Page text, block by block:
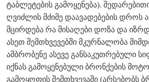
ტაბლეტების გამოყენება).
ღვიძლის მძიმე დაავადებების დროს
მცირდება რა მისაღები დოზა და
ასეთ შემთხვევებში მკურნალობა
ამბრობენე ასევე განსაკუთრებული
იქნას გამოყენებული ბრონქების
გამოყოფის შემთხვევაში (არსებობს